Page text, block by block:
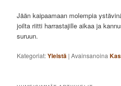
Jään kaipaamaan molempia
joilta riitti harrastajille aikaa ja
suruun.
Kategoriat:Yleistä |Avainsanoina